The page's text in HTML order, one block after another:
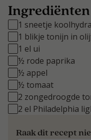
Ingrediënten
1 sneetje
1 blikje tonijn in
1 el ui
½ rode paprika
½ appel
½ tomaat
2 zongedroogde
2 el Philadelphia
Raak dit recept